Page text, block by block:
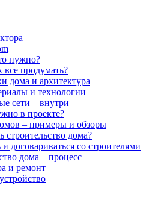
нужно?
все продумать?
дома и архитектура
и технологии
сети – внутри
в проекте?
– примеры и обзоры
строительство дома?
договариваться со строителями
дома – процесс
и ремонт